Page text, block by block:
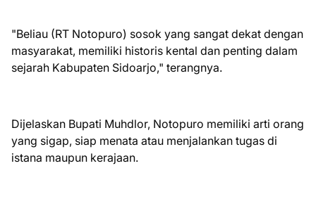
"Beliau (RT Notopuro) sosok yang sangat dekat dengan
masyarakat, memiliki historis kental dan penting dalam
sejarah Kabupaten Sidoarjo," terangnya.
Dijelaskan Bupati Muhdlor, Notopuro memiliki arti orang
yang sigap, siap menata atau menjalankan tugas di
istana maupun kerajaan.